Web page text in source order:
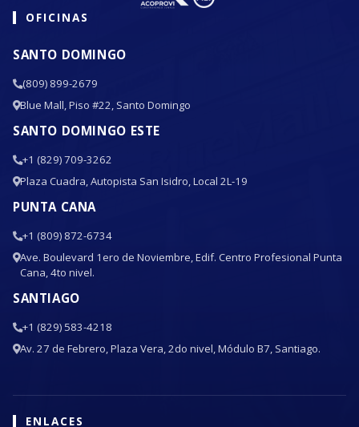
OFICINAS
SANTO DOMINGO
(809) 899-2679
Blue Mall, Piso #22, Santo Domingo
SANTO DOMINGO ESTE
+1 (829) 709-3262
Plaza Cuadra, Autopista San Isidro, Local 2L-19
PUNTA CANA
+1 (809) 872-6734
Ave. Boulevard 1ero de Noviembre, Edif. Centro Profesional Punta
Cana, 4to nivel.
SANTIAGO
+1 (829) 583-4218
Av. 27 de Febrero, Plaza Vera, 2do nivel, Módulo B7, Santiago.
ENLACES